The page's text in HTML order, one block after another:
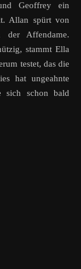
Geoffrey ein
Allan spürt von
der Affendame.
stammt Ella
testet, das die
hat ungeahnte
schon bald